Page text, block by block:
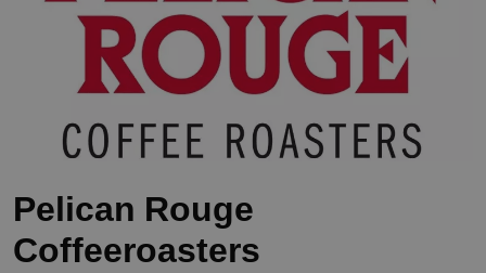
Pelican Rouge
Coffeeroasters